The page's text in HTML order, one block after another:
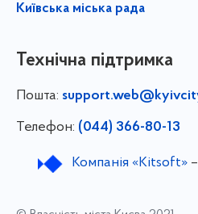
Київська міська рада
Технічна підтримка
Пошта:
Телефон: (044) 366-80-13
Компанія «Kitsoft»–